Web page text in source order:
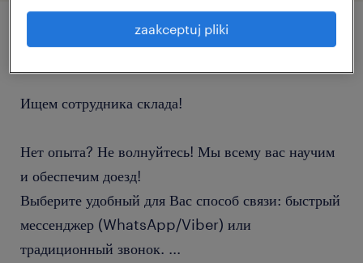
szczegóły oferty
Ищем сотрудника склада!
Нет опыта? Не волнуйтесь! Мы всему вас научим
и обеспечим доезд!
Выберите удобный для Вас способ связи: быстрый
мессенджер (WhatsApp/Viber) или
традиционный звонок. ...
zaakceptuj pliki